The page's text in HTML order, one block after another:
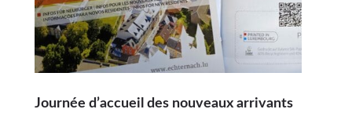
Journée d’accueil des nouveaux arrivants